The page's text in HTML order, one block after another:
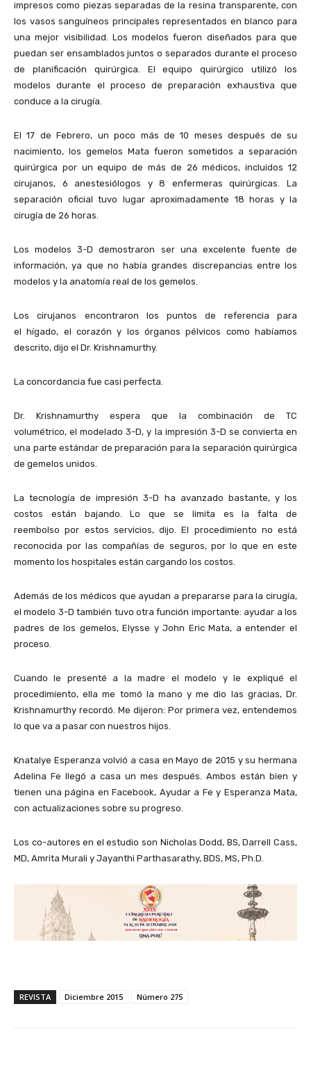
impresos como piezas separadas de la resina transparente, con
los vasos sanguíneos principales representados en blanco para
una mejor visibilidad. Los modelos fueron diseñados para que
puedan ser ensamblados juntos o separados durante el proceso
de planificación quirúrgica. El equipo quirúrgico utilizó los
modelos durante el proceso de preparación exhaustiva que
conduce a la cirugía.
El 17 de Febrero, un poco más de 10 meses después de su
nacimiento, los gemelos Mata fueron sometidos a separación
quirúrgica por un equipo de más de 26 médicos, incluidos 12
cirujanos, 6 anestesiólogos y 8 enfermeras quirúrgicas. La
separación oficial tuvo lugar aproximadamente 18 horas y la
cirugía de 26 horas.
Los modelos 3-D demostraron ser una excelente fuente de
información, ya que no había grandes discrepancias entre los
modelos y la anatomía real de los gemelos.
Los cirujanos encontraron los puntos de referencia para
el hígado, el corazón y los órganos pélvicos como habíamos
descrito, dijo el Dr. Krishnamurthy.
La concordancia fue casi perfecta.
Dr. Krishnamurthy espera que la combinación de TC
volumétrico, el modelado 3-D, y la impresión 3-D se convierta en
una parte estándar de preparación para la separación quirúrgica
de gemelos unidos.
La tecnología de impresión 3-D ha avanzado bastante, y los
costos están bajando. Lo que se limita es la falta de
reembolso por estos servicios, dijo. El procedimiento no está
reconocida por las compañías de seguros, por lo que en este
momento los hospitales están cargando los costos.
Además de los médicos que ayudan a prepararse para la cirugía,
el modelo 3-D también tuvo otra función importante: ayudar a los
padres de los gemelos, Elysse y John Eric Mata, a entender el
proceso.
Cuando le presenté a la madre el modelo y le expliqué el
procedimiento, ella me tomó la mano y me dio las gracias, Dr.
Krishnamurthy recordó. Me dijeron: Por primera vez, entendemos
lo que va a pasar con nuestros hijos.
Knatalye Esperanza volvió a casa en Mayo de 2015 y su hermana
Adelina Fe llegó a casa un mes después. Ambos están bien y
tienen una página en Facebook, Ayudar a Fe y Esperanza Mata,
con actualizaciones sobre su progreso.
Los co-autores en el estudio son Nicholas Dodd, BS, Darrell Cass,
MD, Amrita Murali y Jayanthi Parthasarathy, BDS, MS, Ph.D.
REVISTA Diciembre 2015 Número 275